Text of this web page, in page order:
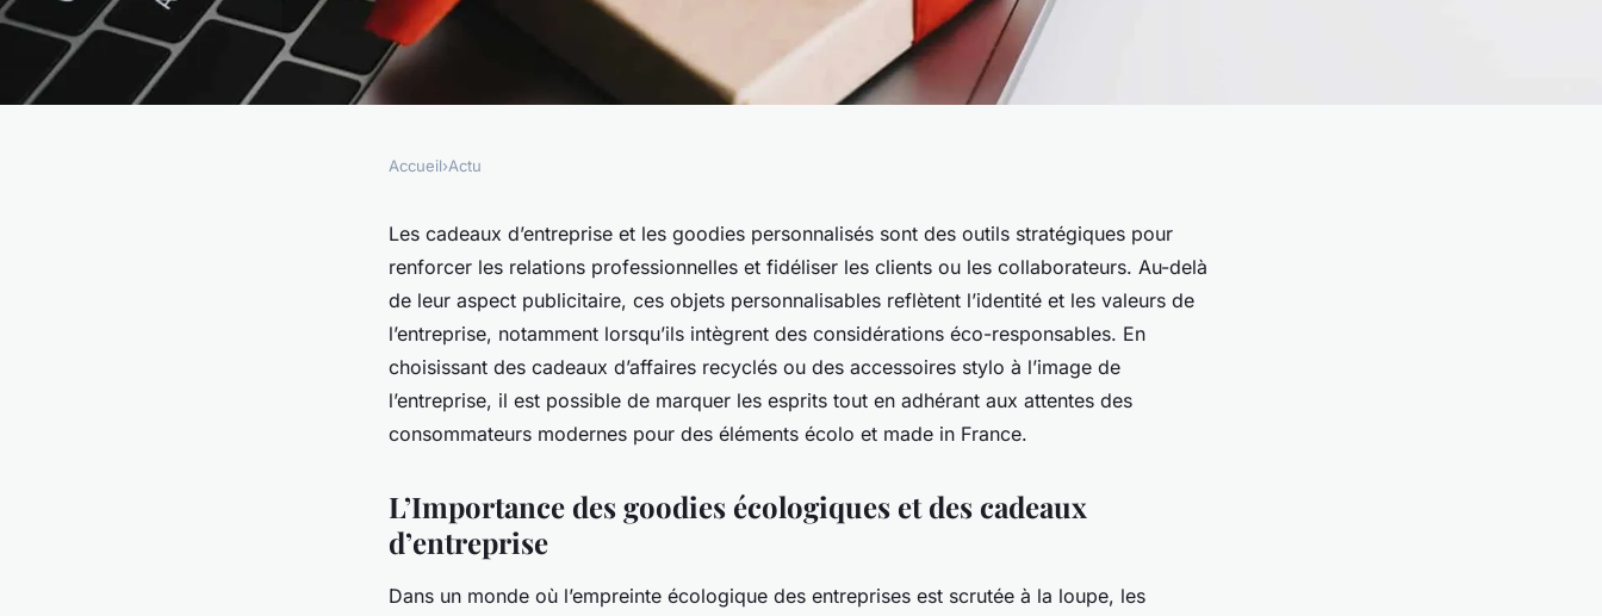
Cadeaux d'entreprise pour maximiser
l'impact des stratégies marketing éco-
Accueil›Actu
Les cadeaux d’entreprise et les goodies personnalisés sont des outils stratégiques pour
renforcer les relations professionnelles et fidéliser les clients ou les collaborateurs. Au-delà
de leur aspect publicitaire, ces objets personnalisables reflètent l’identité et les valeurs de
l’entreprise, notamment lorsqu’ils intègrent des considérations éco-responsables. En
choisissant des cadeaux d’affaires recyclés ou des accessoires stylo à l’image de
l’entreprise, il est possible de marquer les esprits tout en adhérant aux attentes des
consommateurs modernes pour des éléments écolo et made in France.
L’Importance des goodies écologiques et des cadeaux
d’entreprise
Dans un monde où l’empreinte écologique des entreprises est scrutée à la loupe, les